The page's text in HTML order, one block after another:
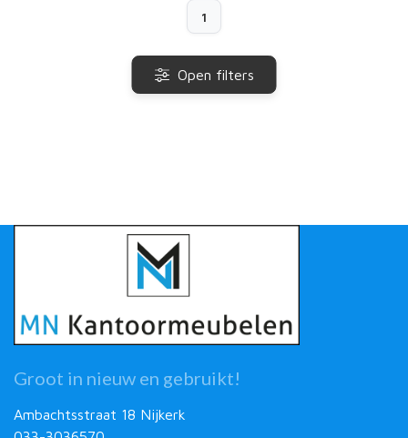
1
Open filters
Groot in nieuw en gebruikt!
Ambachtsstraat 18 Nijkerk